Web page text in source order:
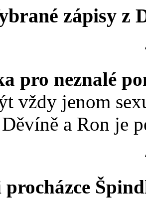
zápisy z
pro neznalé
vždy jenom
a Ron je